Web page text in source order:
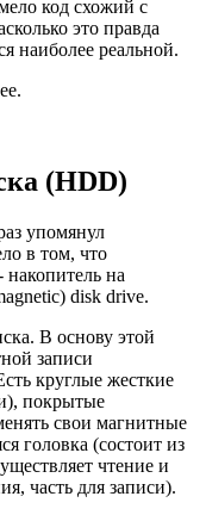
код схожий с
это правда
наиболее реальной.
(HDD)
упомянул
в том, что
накопитель на
disk drive.
В основу этой
записи
круглые жесткие
покрытые
свои магнитные
головка (состоит из
чтение и
часть для записи).